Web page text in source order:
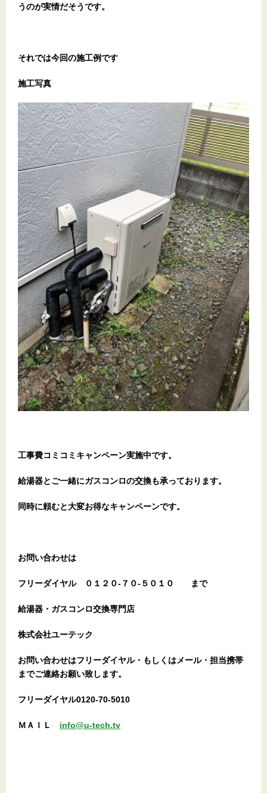
うのが実情だそうです。
それでは今回の施工例です
施工写真
工事費コミコミキャンペーン実施中です。
給湯器とご一緒にガスコンロの交換も承っております。
同時に頼むと大変お得なキャンペーンです。
お問い合わせは
フリーダイヤル ０１２０-７０-５０１０ まで
給湯器・ガスコンロ交換専門店
株式会社ユーテック
お問い合わせはフリーダイヤル・もしくはメール・担当携帯
までご連絡お願い致します。
フリーダイヤル0120-70-5010
ＭＡＩＬ info@u-tech.tv